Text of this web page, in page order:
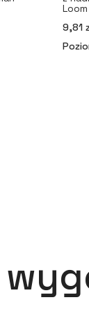
Loom
9,81